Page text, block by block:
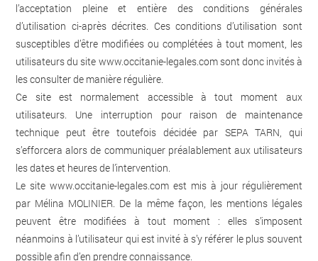
l’acceptation pleine et entière des conditions générales
d’utilisation ci-après décrites. Ces conditions d’utilisation sont
susceptibles d’être modifiées ou complétées à tout moment, les
utilisateurs du site www.occitanie-legales.comsont donc invités à
les consulter de manière régulière.
Ce site est normalement accessible à tout moment aux
utilisateurs. Une interruption pour raison de maintenance
technique peut être toutefois décidée par SEPA TARN, qui
s’efforcera alors de communiquer préalablement aux utilisateurs
les dates et heures de l’intervention.
Le sitewww.occitanie-legales.com est mis à jour régulièrement
par Mélina MOLINIER. De la même façon, les mentions légales
peuvent être modifiées à tout moment : elles s’imposent
néanmoins à l’utilisateur qui est invité à s’y référer le plus souvent
possible afin d’en prendre connaissance.